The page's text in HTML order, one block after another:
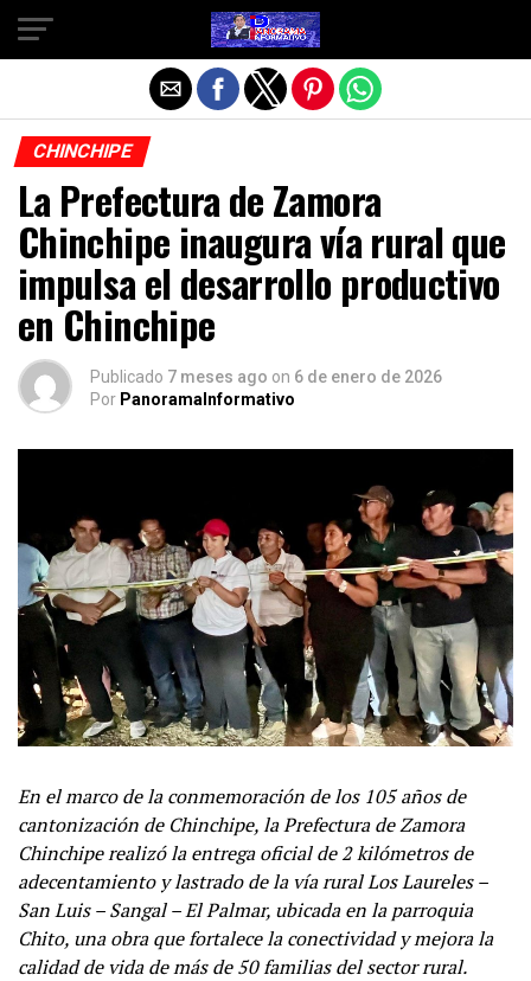
CHINCHIPE
La Prefectura de Zamora
Chinchipe inaugura vía rural que
impulsa el desarrollo productivo
en Chinchipe
Publicado 7 meses ago on 6 de enero de 2026
Por PanoramaInformativo
En el marco de la conmemoración de los 105 años de
cantonización de Chinchipe, la Prefectura de Zamora
Chinchipe realizó la entrega oficial de 2 kilómetros de
adecentamiento y lastrado de la vía rural Los Laureles –
San Luis – Sangal – El Palmar, ubicada en la parroquia
Chito, una obra que fortalece la conectividad y mejora la
calidad de vida de más de 50 familias del sector rural.
Salir de la versión móvil